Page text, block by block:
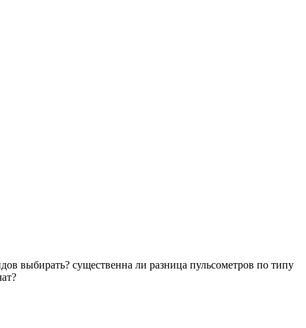
выбирать? существенна ли разница пульсометров по типу